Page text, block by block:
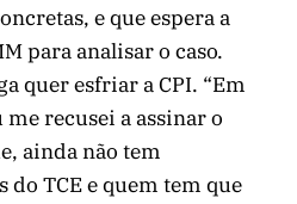
e que espera a
para analisar o caso.
quer esfriar a CPI. “Em
recusei a assinar o
ainda não tem
TCE e quem tem que